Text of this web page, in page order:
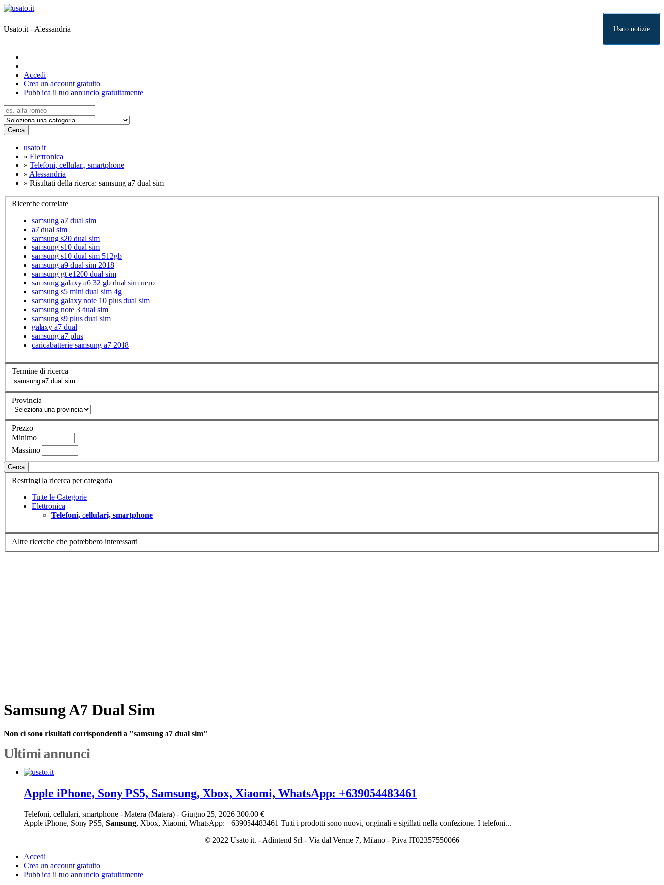
Usato.it - Alessandria Usato notizie
Accedi
Crea un account gratuito
Pubblica il tuo annuncio gratuitamente
Cerca
usato.it
» Elettronica
» Telefoni, cellulari, smartphone
» Alessandria
» Risultati della ricerca: samsung a7 dual sim
Ricerche correlate
samsung a7 dual sim
a7 dual sim
samsung s20 dual sim
samsung s10 dual sim
samsung s10 dual sim 512gb
samsung a9 dual sim 2018
samsung gt e1200 dual sim
samsung galaxy a6 32 gb dual sim nero
samsung s5 mini dual sim 4g
samsung galaxy note 10 plus dual sim
samsung note 3 dual sim
samsung s9 plus dual sim
galaxy a7 dual
samsung a7 plus
caricabatterie samsung a7 2018
Termine di ricerca
Provincia
Prezzo
Minimo
Massimo
Cerca
Restringi la ricerca per categoria
Tutte le Categorie
Elettronica
Telefoni, cellulari, smartphone
Altre ricerche che potrebbero interessarti
Samsung A7 Dual Sim
Non ci sono risultati corrispondenti a "samsung a7 dual sim"
Ultimi annunci
Apple iPhone, Sony PS5, Samsung, Xbox, Xiaomi, WhatsApp: +639054483461
Telefoni, cellulari, smartphone - Matera (Matera) - Giugno 25, 2026 300.00 €
Apple iPhone, Sony PS5, Samsung, Xbox, Xiaomi, WhatsApp: +639054483461 Tutti i prodotti sono nuovi, originali e sigillati nella confezione. I telefoni...
© 2022 Usato it. - Adintend Srl - Via dal Verme 7, Milano - P.iva IT02357550066
Accedi
Crea un account gratuito
Pubblica il tuo annuncio gratuitamente